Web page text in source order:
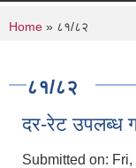
You are
Home » ८१/८२
८१/८२
दर-रेट उपलब्ध
Submitted on: